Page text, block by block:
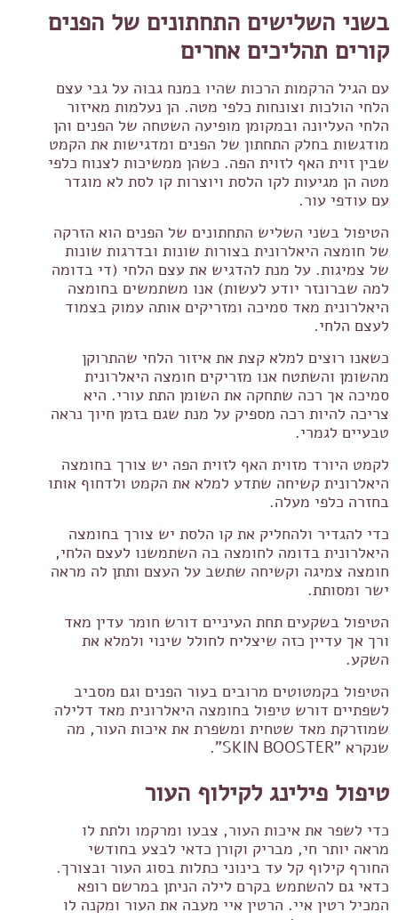
בשני השלישים התחתונים של הפנים
קורים תהליכים אחרים
עם הגיל הרקמות הרכות שהיו במנח גבוה על גבי עצם
הלחי הולכות וצונחות כלפי מטה. הן נעלמות מאיזור
הלחי העליונה ובמקומן מופיעה השטחה של הפנים והן
מודגשות בחלק התחתון של הפנים ומדגישות את הקמט
שבין זוית האף לזוית הפה. כשהן ממשיכות לצנוח כלפי
מטה הן מגיעות לקו הלסת ויוצרות קו לסת לא מוגדר
עם עודפי עור.
הטיפול בשני השליש התחתונים של הפנים הוא הזרקה
של חומצה היאלרונית בצורות שונות ובדרגות שונות
של צמיגות. על מנת להדגיש את עצם הלחי (די בדומה
למה שברונזר יודע לעשות) אנו משתמשים בחומצה
היאלרונית מאד סמיכה ומזריקים אותה עמוק בצמוד
לעצם הלחי.
כשאנו רוצים למלא קצת את איזור הלחי שהתרוקן
מהשומן והשתטח אנו מזריקים חומצה היאלרונית
סמיכה אך רכה שתחקה את השומן התת עורי. היא
צריכה להיות רכה מספיק על מנת שגם בזמן חיוך נראה
טבעיים לגמרי.
לקמט היורד מזוית האף לזוית הפה יש צורך בחומצה
היאלרונית קשיחה שתדע למלא את הקמט ולדחוף אותו
בחזרה כלפי מעלה.
כדי להגדיר ולהחליק את קו הלסת יש צורך בחומצה
היאלרונית בדומה לחומצה בה השתמשנו לעצם הלחי,
חומצה צמיגה וקשיחה שתשב על העצם ותתן לה מראה
ישר ומסותת.
הטיפול בשקעים תחת העיניים דורש חומר עדין מאד
ורך אך עדיין כזה שיצליח לחולל שינוי ולמלא את
השקע.
הטיפול בקמטוטים מרובים בעור הפנים וגם מסביב
לשפתיים דורש טיפול בחומצה היאלרונית מאד דלילה
שמוזרקת מאד שטחית ומשפרת את איכות העור, מה
שנקרא "SKIN BOOSTER".
טיפול פילינג לקילוף העור
כדי לשפר את איכות העור, צבעו ומרקמו ולתת לו
מראה יותר חי, מבריק וקורן כדאי לבצע בחודשי
החורף קילוף קל עד בינוני כתלות בסוג העור ובצורך.
כדאי גם להשתמש בקרם לילה הניתן במרשם רופא
המכיל רטין איי. הרטין איי מעבה את העור ומקנה לו